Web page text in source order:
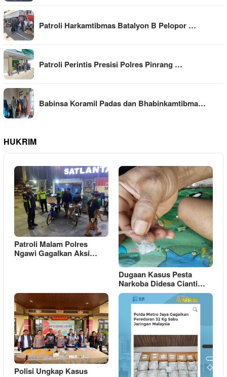
Patroli Harkamtibmas Batalyon B Pelopor …
Patroli Perintis Presisi Polres Pinrang …
Babinsa Koramil Padas dan Bhabinkamtibma…
HUKRIM
Patroli Malam Polres
Ngawi Gagalkan Aksi…
Dugaan Kasus Pesta
Narkoba Didesa Cianti…
Polisi Ungkap Kasus